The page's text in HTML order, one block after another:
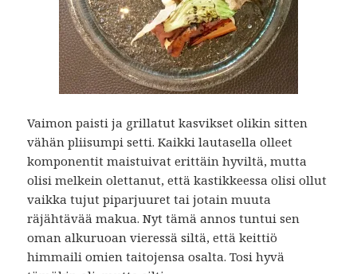
Vaimon paisti ja grillatut kasvikset olikin sitten
vähän pliisumpi setti. Kaikki lautasella olleet
komponentit maistuivat erittäin hyviltä, mutta
olisi melkein olettanut, että kastikkeessa olisi ollut
vaikka tujut piparjuuret tai jotain muuta
räjähtävää makua. Nyt tämä annos tuntui sen
oman alkuruoan vieressä siltä, että keittiö
himmaili omien taitojensa osalta. Tosi hyvä